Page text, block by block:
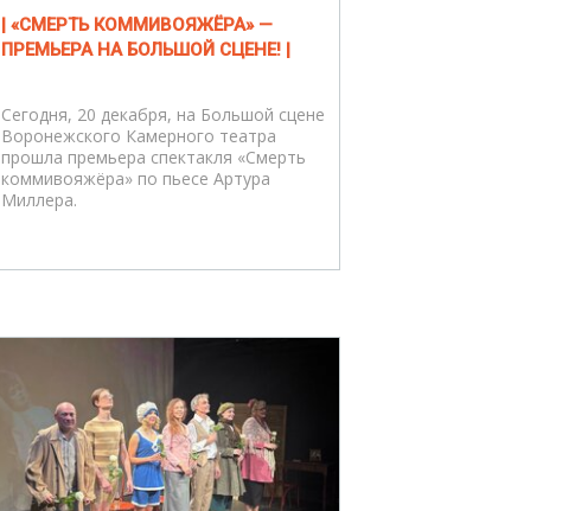
| «СМЕРТЬ КОММИВОЯЖЁРА» —
ПРЕМЬЕРА НА БОЛЬШОЙ СЦЕНЕ! |
Сегодня, 20 декабря, на Большой сцене
Воронежского Камерного театра
прошла премьера спектакля «Смерть
коммивояжёра» по пьесе Артура
Миллера.